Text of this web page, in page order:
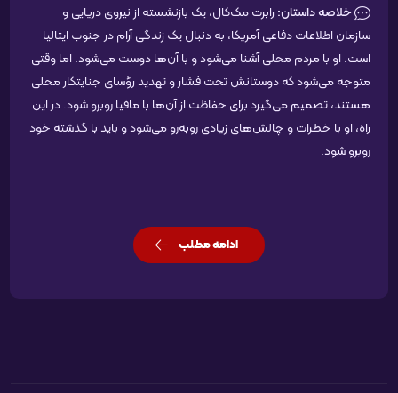
خلاصه داستان: رابرت مک‌کال، یک بازنشسته از نیروی دریایی و
سازمان اطلاعات دفاعی آمریکا، به دنبال یک زندگی آرام در جنوب ایتالیا
است. او با مردم محلی آشنا می‌شود و با آن‌ها دوست می‌شود. اما وقتی
متوجه می‌شود که دوستانش تحت فشار و تهدید رؤسای جنایتکار محلی
هستند، تصمیم می‌گیرد برای حفاظت از آن‌ها با مافیا روبرو شود. در این
راه، او با خطرات و چالش‌های زیادی روبه‌رو می‌شود و باید با گذشته خود
روبرو شود.
ادامه مطلب